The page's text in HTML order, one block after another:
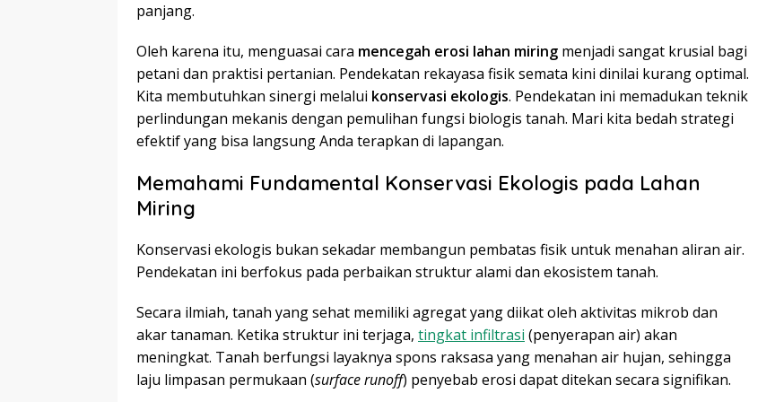
panjang.
Oleh karena itu, menguasai cara mencegah erosi lahan miring menjadi sangat krusial bagi
petani dan praktisi pertanian. Pendekatan rekayasa fisik semata kini dinilai kurang optimal.
Kita membutuhkan sinergi melalui konservasi ekologis. Pendekatan ini memadukan teknik
perlindungan mekanis dengan pemulihan fungsi biologis tanah. Mari kita bedah strategi
efektif yang bisa langsung Anda terapkan di lapangan.
Memahami Fundamental Konservasi Ekologis pada Lahan
Miring
Konservasi ekologis bukan sekadar membangun pembatas fisik untuk menahan aliran air.
Pendekatan ini berfokus pada perbaikan struktur alami dan ekosistem tanah.
Secara ilmiah, tanah yang sehat memiliki agregat yang diikat oleh aktivitas mikrob dan
akar tanaman. Ketika struktur ini terjaga, tingkat infiltrasi (penyerapan air) akan
meningkat. Tanah berfungsi layaknya spons raksasa yang menahan air hujan, sehingga
laju limpasan permukaan (surface runoff) penyebab erosi dapat ditekan secara signifikan.